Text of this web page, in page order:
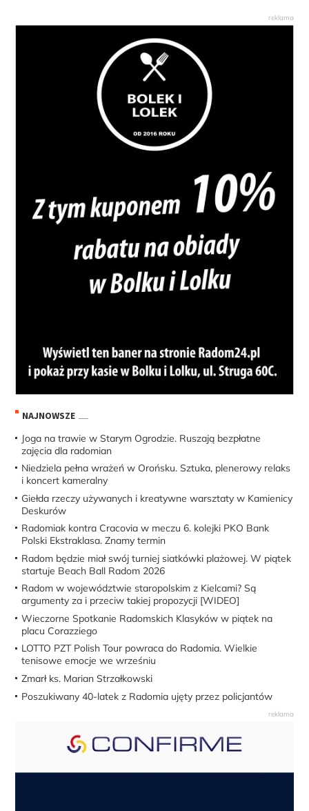
NAJNOWSZE
Joga na trawie w Starym Ogrodzie. Ruszają bezpłatne
zajęcia dla radomian
Niedziela pełna wrażeń w Orońsku. Sztuka, plenerowy relaks
i koncert kameralny
Giełda rzeczy używanych i kreatywne warsztaty w Kamienicy
Deskurów
Radomiak kontra Cracovia w meczu 6. kolejki PKO Bank
Polski Ekstraklasa. Znamy termin
Radom będzie miał swój turniej siatkówki plażowej. W piątek
startuje Beach Ball Radom 2026
Radom w województwie staropolskim z Kielcami? Są
argumenty za i przeciw takiej propozycji [WIDEO]
Wieczorne Spotkanie Radomskich Klasyków w piątek na
placu Corazziego
LOTTO PZT Polish Tour powraca do Radomia. Wielkie
tenisowe emocje we wrześniu
Zmarł ks. Marian Strzałkowski
Poszukiwany 40-latek z Radomia ujęty przez policjantów